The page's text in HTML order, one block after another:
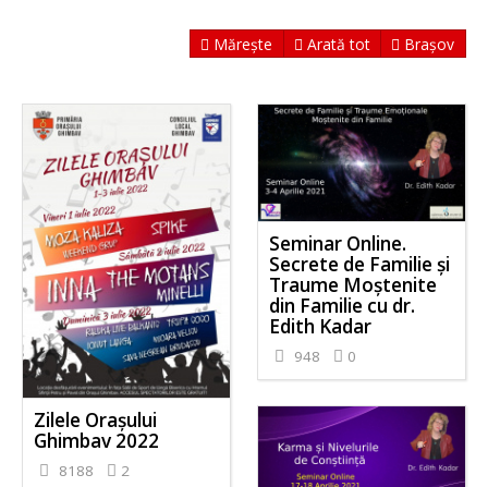
Mărește Arată tot Brașov
Zilele Orașului
Ghimbav 2022
8188 2
Seminar Online.
Secrete de Familie și
Traume Moștenite
din Familie cu dr.
Edith Kadar
948 0